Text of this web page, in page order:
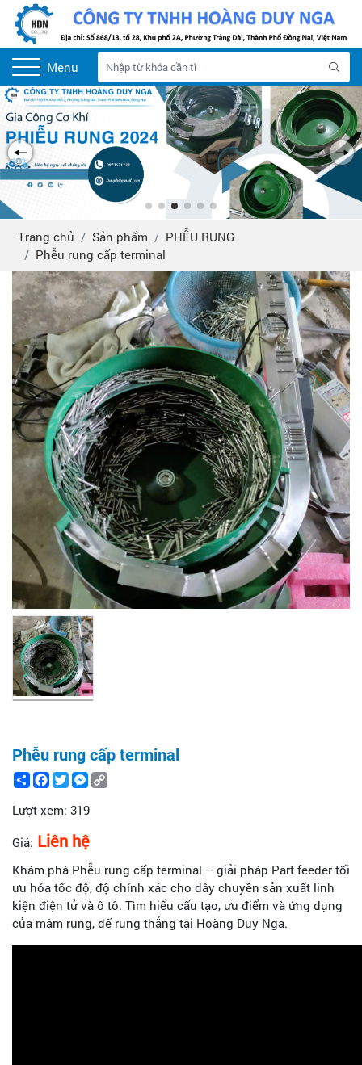
Menu
Trang chủ Sản phẩm
PHỄU RUNG
Phễu rung cấp terminal
Phễu rung cấp terminal
ShareFacebook
TwitterMessenger
Lượt xem: 319
Giá: Liên hệ
Khám phá Phễu rung cấp terminal – giải pháp Part feeder tối
ưu hóa tốc độ, độ chính xác cho dây chuyền sản xuất linh
kiện điện tử và ô tô. Tìm hiểu cấu tạo, ưu điểm và ứng dụng
của mâm rung, đế rung thẳng tại Hoàng Duy Nga.